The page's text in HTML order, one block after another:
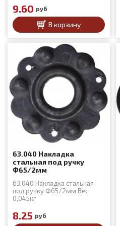
штамп (15.042)
9.60 руб
В корзину
63.040 Накладка
стальная под ручку
Ф65/2мм
63.040 Накладка стальная
под ручку Ф65/2мм Вес
0,045кг
8.25 руб